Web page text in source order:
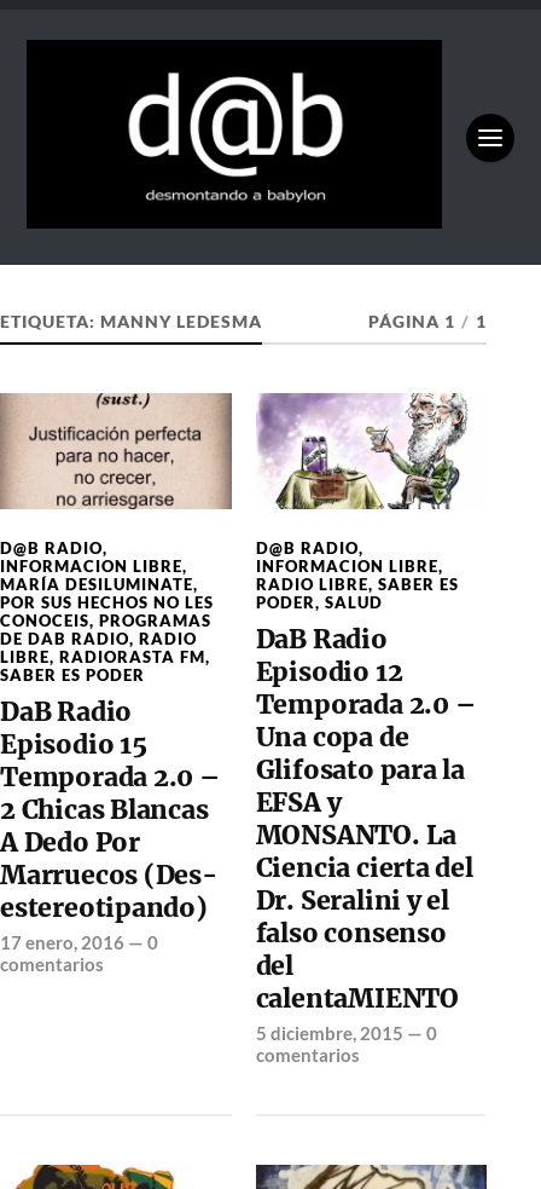
ETIQUETA: MANNY LEDESMA PÁGINA 1 / 1
D@B RADIO,
INFORMACION LIBRE,
MARÍA DESILUMINATE,
POR SUS HECHOS NO LES
CONOCEIS, PROGRAMAS
DE DAB RADIO, RADIO
LIBRE, RADIORASTA FM,
SABER ES PODER
DaB Radio
Episodio 15
Temporada 2.0 –
2 Chicas Blancas
A Dedo Por
Marruecos (Des-
estereotipando)
17 enero, 2016 — 0
comentarios
D@B RADIO,
INFORMACION LIBRE,
RADIO LIBRE, SABER ES
PODER, SALUD
DaB Radio
Episodio 12
Temporada 2.0 –
Una copa de
Glifosato para la
EFSA y
MONSANTO. La
Ciencia cierta del
Dr. Seralini y el
falso consenso
del
calentaMIENTO
5 diciembre, 2015 — 0
comentarios